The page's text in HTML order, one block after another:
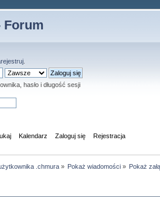
Forum
hasło i długość sesji
Kalendarz Zaloguj się Rejestracja
.chmura» Pokaż wiadomości» Pokaż